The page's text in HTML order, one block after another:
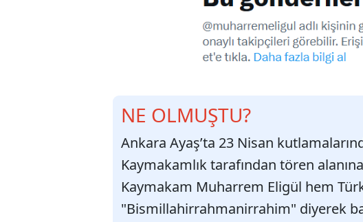
NE OLMUŞTU?
Ankara Ayaş’ta 23 Nisan
Kaymakamlık tarafından tören
Kaymakam Muharrem Eligül hem
"Bismillahirrahmanirrahim" diyerek